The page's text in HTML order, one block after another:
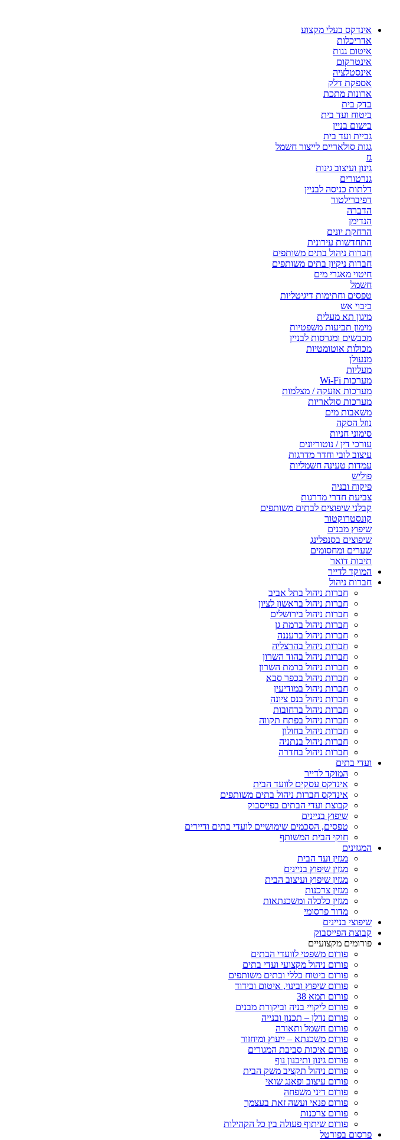
אינדקס בעלי מקצוע
אדריכלות
איטום גגות
אינטרקום
אינסטלציה
אספקת דלק
ארונות מתכת
בדק בית
ביטוח ועד בית
בישום בניין
גביית ועד בית
גגות סולאריים לייצור חשמל
גז
גינון ועיצוב גינות
גנרטורים
דלתות כניסה לבניין
דפיברילטור
הדברה
הנדימן
הרחקת יונים
התחדשות עירונית
חברות ניהול בתים משותפים
חברות ניקיון בתים משותפים
חיטוי מאגרי מים
חשמל
טפסים וחתימות דיגיטליות
כיבוי אש
מיגון תא מעלית
מימון תביעות משפטיות
מכבשים ומגרסות לבניין
מכולות אוטומטיות
מנעולן
מעליות
מערכות Wi-Fi
מערכות אזעקה / מצלמות
מערכות סולאריות
משאבות מים
נוזל הסקה
סימוני חניות
עורכי דין / נוטוריונים
עיצוב לובי וחדר מדרגות
עמדות טעינה חשמליות
פוליש
פיקוח ובניה
צביעת חדרי מדרגות
קבלני שיפוצים לבתים משותפים
קונסטרוקטור
שיפוץ מבנים
שיפוצים בסנפלינג
שערים ומחסומים
תיבות דואר
המוקד לדייר
חברות ניהול
חברות ניהול בתל אביב
חברות ניהול בראשון לציון
חברות ניהול בירושלים
חברות ניהול ברמת גן
חברות ניהול ברעננה
חברות ניהול בהרצליה
חברות ניהול בהוד השרון
חברות ניהול ברמת השרון
חברות ניהול בכפר סבא
חברות ניהול במודיעין
חברות ניהול בנס ציונה
חברות ניהול ברחובות
חברות ניהול בפתח תקווה
חברות ניהול בחולון
חברות ניהול בנתניה
חברות ניהול בחדרה
ועדי בתים
המוקד לדייר
אינדקס עסקים לוועד הבית
אינדקס חברות ניהול בתים משותפים
קבוצת ועדי הבתים בפייסבוק
שיפוץ בניינים
טפסים, הסכמים שימושיים לועדי בתים ודיירים
חוקי הבית המשותף
המגזינים
מגזין ועד הבית
מגזין שיפוץ בניינים
מגזין שיפוץ ועיצוב הבית
מגזין צרכנות
מגזין כלכלה ומשכנתאות
מדור פרסומי
שיפוצי בניינים
קבוצת הפייסבוק
פורומים מקצועיים
פורום משפטי לוועדי הבתים
פורום ניהול מקצועי ועדי בתים
פורום ביטוח כללי ובתים משותפים
פורום שיפוץ ובינוי, איטום ובידוד
פורום תמא 38
פורום ליקויי בניה וביקורת מבנים
פורום נדלן – תכנון ובנייה
פורום חשמל ותאורה
פורום משכנתא – ייעוץ ומיחזור
פורום איכות סביבת המגורים
פורום גינון ותיכנון נוף
פורום ניהול תקציב משק הבית
פורום עיצוב ופאנג שואי
פורום דיני משפחה
פורום פנאי ועשה זאת בעצמך
פורום צרכנות
פורום שיתוף פעולה בין כל הקהילות
פרסום בפורטל